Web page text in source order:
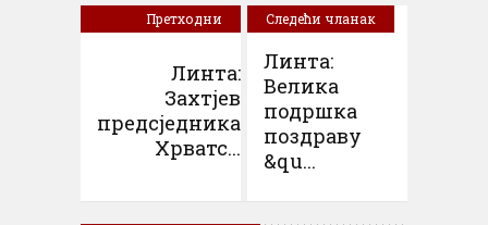
Претходни
Линта:
Захтјев
предсједника
Хрватс...
Следећи чланак
Линта:
Велика
подршка
поздраву
&qu...